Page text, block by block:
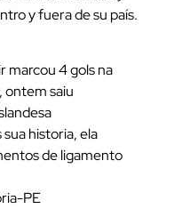
y fuera de su país.
marcou 4 gols na
ontem saiu
historia, ela
de ligamento
PE